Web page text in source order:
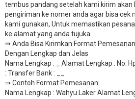
tembus pandang setelah kami kirim
pengiriman ke nomer anda agar bisa cek
kami gunakan, Untuk memastikan
ke alamat yang anda tujuka
⇛ Anda Bisa Kirimkan Format
Dengan Lengkap dan Jelas
Nama Lengkap : _ Alamat Lengkap : No.
: Transfer Bank : __
​⇛ Contoh Format Pemesanan:
Nama Lengkap : Wahyu Laker Alamat